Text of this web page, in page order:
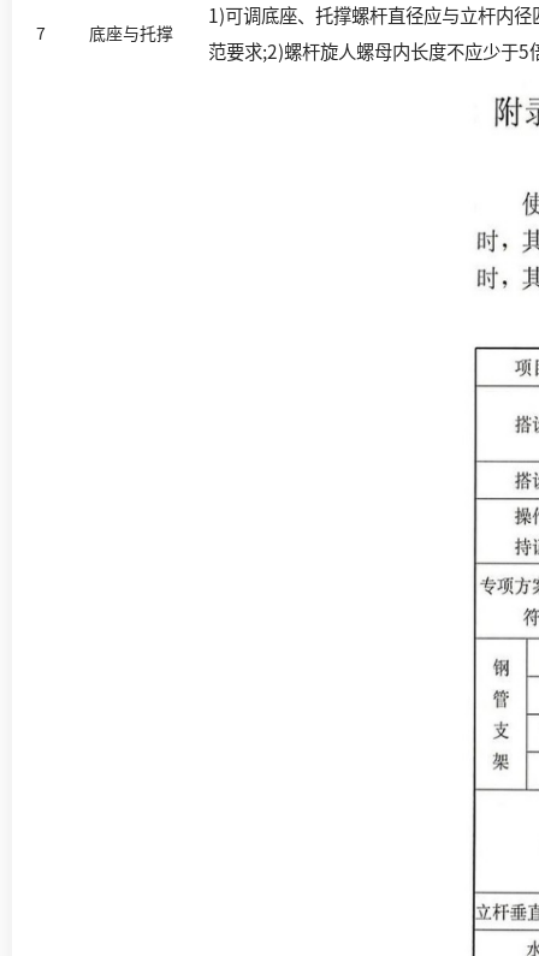
7 底座与托撑
1)可调底座、托撑螺杆直径应与立杆内
范要求;2)螺杆旋人螺母内长度不应少于5